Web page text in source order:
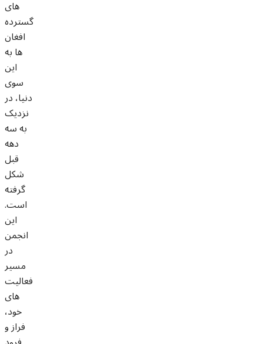
های
گسترده
افغان
ها به
این
سوی
دنیا، در
نزدیک
به سه
دهه
قبل
شکل
گرفته
است.
این
انجمن
در
مسیر
فعالیت
های
خود،
فراز و